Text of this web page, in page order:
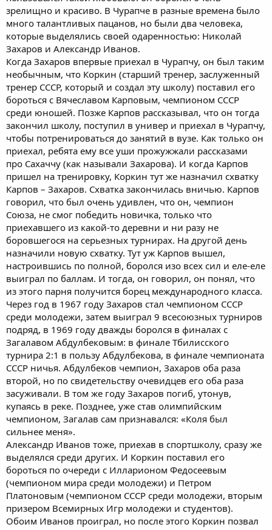
зрелищно и красиво. В Чурапче в разные времена было
много талантливых пацанов, но были два человека,
которые выделялись своей одаренностью: Николай
Захаров и Александр Иванов.
Когда Захаров впервые приехал в Чурапчу, он был таким
необычным, что Коркин (старший тренер, заслуженный
тренер СССР, который и создал эту школу) поставил его
бороться с Вячеславом Карповым, чемпионом СССР
среди юношей. Позже Карпов рассказывал, что он тогда
закончил школу, поступил в универ и приехал в Чурапчу,
чтобы потренироваться до занятий в вузе. Как только он
приехал, ребята ему все уши прожужжали рассказами
про Сахаччу (как называли Захарова). И когда Карпов
пришел на тренировку, Коркин тут же назначил схватку
Карпов – Захаров. Схватка закончилась вничью. Карпов
говорил, что был очень удивлен, что он, чемпион
Союза, не смог победить новичка, только что
приехавшего из какой-то деревни и ни разу не
боровшегося на серьезных турнирах. На другой день
назначили новую схватку. Тут уж Карпов вышел,
настроившись по полной, боролся изо всех сил и еле-еле
выиграл по баллам. И тогда, он говорил, он понял, что
из этого парня получится борец международного класса.
Через год в 1967 году Захаров стал чемпионом СССР
среди молодежи, затем выиграл 9 всесоюзных турниров
подряд, в 1969 году дважды боролся в финалах с
Загалавом Абдулбековым: в финале Тбилисского
турнира 2:1 в пользу Абдулбекова, в финале чемпионата
СССР ничья. Абдулбеков чемпион, Захаров оба раза
второй, но по свидетельству очевидцев его оба раза
засуживали. В том же году Захаров погиб, утонув,
купаясь в реке. Позднее, уже став олимпийским
чемпионом, Загалав сам признавался: «Коля был
сильнее меня».
Александр Иванов тоже, приехав в спортшколу, сразу же
выделялся среди других. И Коркин поставил его
бороться по очереди с Илларионом Федосеевым
(чемпионом мира среди молодежи) и Петром
Платоновым (чемпионом СССР среди молодежи, вторым
призером Всемирных Игр молодежи и студентов).
Обоим Иванов проиграл, но после этого Коркин позвал